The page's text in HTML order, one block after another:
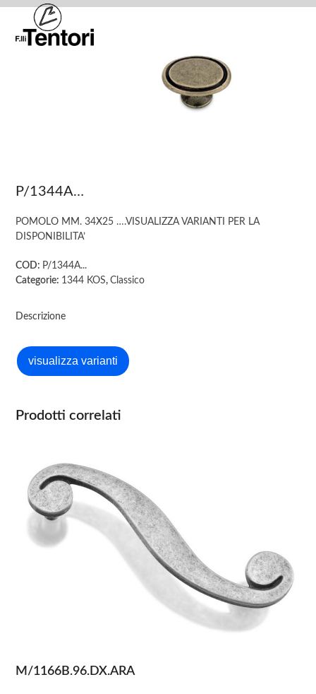
Skip
content
Open
mobile
Close
mobile
P/1344A…
POMOLO MM. 34X25 ….VISUALIZZA VARIANTI PER LA
DISPONIBILITA’
COD: P/1344A...
Categorie: 1344 KOS,Classico
Descrizione
Prodotti correlati
M/1166B.96.DX.ARA